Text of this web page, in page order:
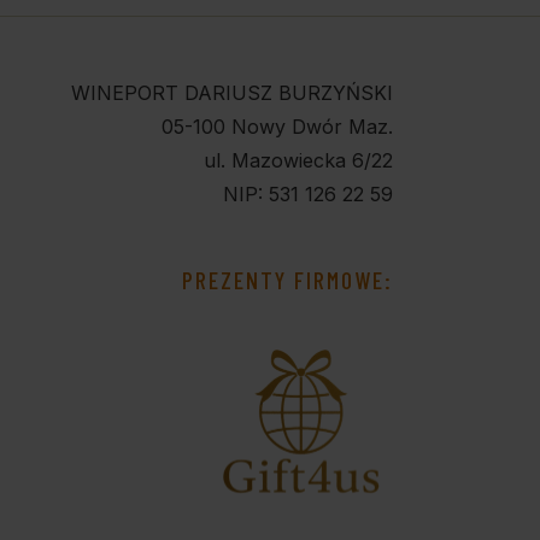
WINEPORT DARIUSZ BURZYŃSKI
05-100 Nowy Dwór Maz.
ul. Mazowiecka 6/22
NIP: 531 126 22 59
PREZENTY FIRMOWE: